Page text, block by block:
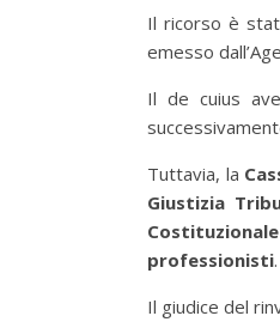
Il ricorso è
emesso
Il de cuius
Tuttavia, la
Giustizia
professionisti.
Il giudice del